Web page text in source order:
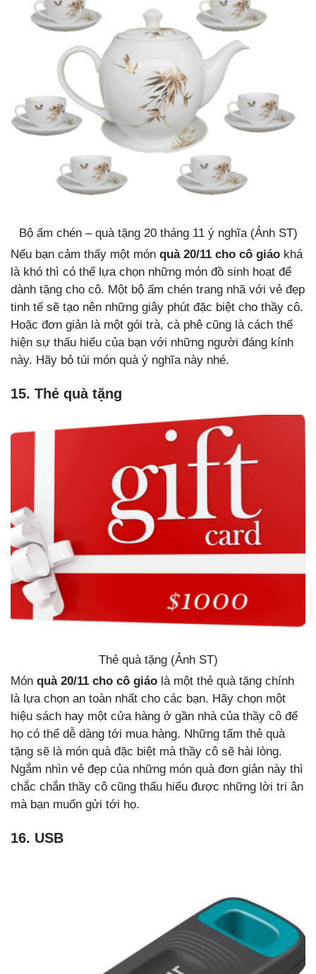
Bộ ấm chén – quà tặng 20 tháng 11 ý nghĩa (Ảnh ST)
Nếu bạn cảm thấy một món quà 20/11 cho cô giáo khá
là khó thì có thể lựa chọn những món đồ sinh hoạt để
dành tặng cho cô. Một bộ ấm chén trang nhã với vẻ đẹp
tinh tế sẽ tạo nên những giây phút đặc biệt cho thầy cô.
Hoặc đơn giản là một gói trà, cà phê cũng là cách thể
hiện sự thấu hiểu của bạn với những người đáng kính
này. Hãy bỏ túi món quà ý nghĩa này nhé.
15. Thẻ quà tặng
Thẻ quà tặng (Ảnh ST)
Món quà 20/11 cho cô giáo là một thẻ quà tặng chính
là lựa chọn an toàn nhất cho các bạn. Hãy chọn một
hiệu sách hay một cửa hàng ở gần nhà của thầy cô để
họ có thể dễ dàng tới mua hàng. Những tấm thẻ quà
tặng sẽ là món quà đặc biệt mà thầy cô sẽ hài lòng.
Ngắm nhìn vẻ đẹp của những món quà đơn giản này thì
chắc chắn thầy cô cũng thấu hiểu được những lời tri ân
mà bạn muốn gửi tới họ.
16. USB